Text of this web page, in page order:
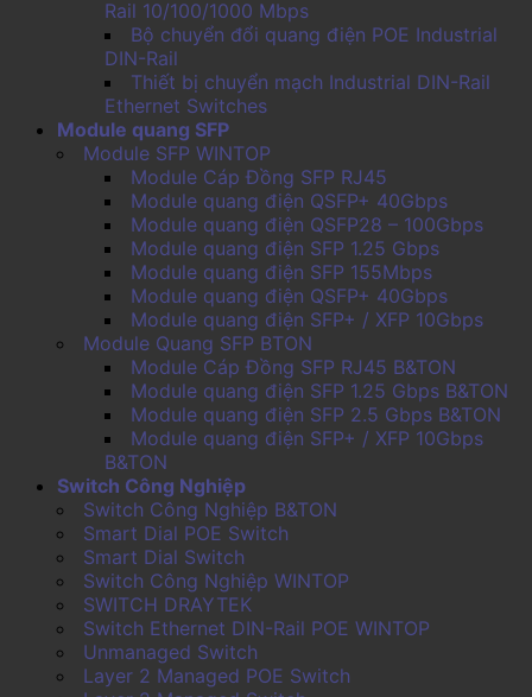
Rail 10/100/1000 Mbps
Bộ chuyển đổi quang điện POE Industrial
DIN-Rail
Thiết bị chuyển mạch Industrial DIN-Rail
Ethernet Switches
Module quang SFP
Module SFP WINTOP
Module Cáp Đồng SFP RJ45
Module quang điện QSFP+ 40Gbps
Module quang điện QSFP28 – 100Gbps
Module quang điện SFP 1.25 Gbps
Module quang điện SFP 155Mbps
Module quang điện QSFP+ 40Gbps
Module quang điện SFP+ / XFP 10Gbps
Module Quang SFP BTON
Module Cáp Đồng SFP RJ45 B&TON
Module quang điện SFP 1.25 Gbps B&TON
Module quang điện SFP 2.5 Gbps B&TON
Module quang điện SFP+ / XFP 10Gbps
B&TON
Switch Công Nghiệp
Switch Công Nghiệp B&TON
Smart Dial POE Switch
Smart Dial Switch
Switch Công Nghiệp WINTOP
SWITCH DRAYTEK
Switch Ethernet DIN-Rail POE WINTOP
Unmanaged Switch
Layer 2 Managed POE Switch